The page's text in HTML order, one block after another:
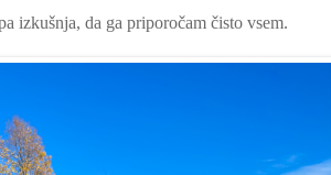
izkušnja, da ga priporočam čisto vsem.